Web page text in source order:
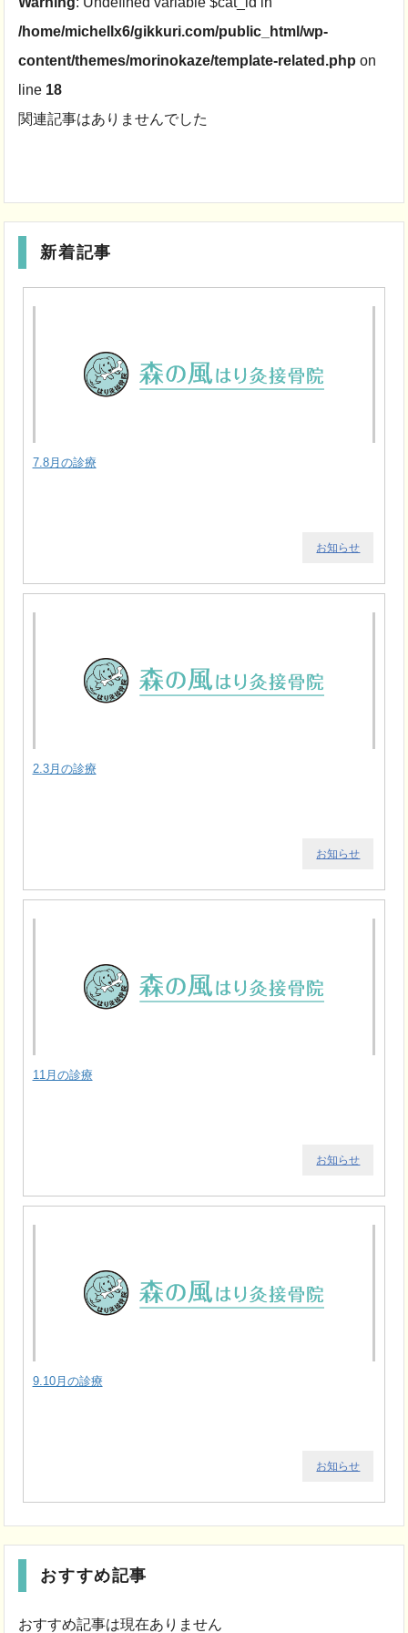
/home/michellx6/gikkuri.com/public_html/wp-
content/themes/morinokaze/template-related.php on
line 18
関連記事はありませんでした
新着記事
7.8月の診療
お知らせ
2.3月の診療
お知らせ
11月の診療
お知らせ
9.10月の診療
お知らせ
おすすめ記事
おすすめ記事は現在ありません